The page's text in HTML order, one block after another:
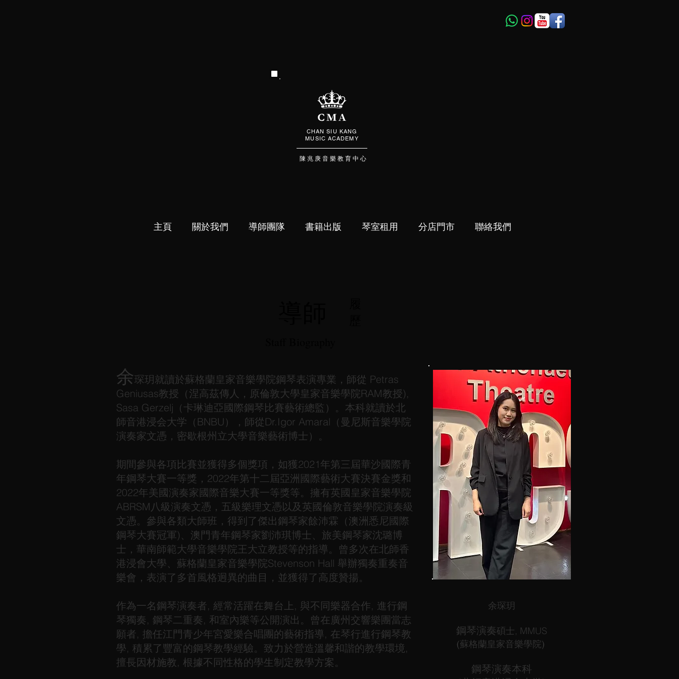
CHAN SIU KANG
MUSIC ACADEMY
陳 兆 庚 音 樂 教 育 中 心
主頁 關於我們 導師團隊 書籍出版 琴室租用 分店門市 聯絡我們
余琛玥就讀於蘇格蘭皇家音樂學院鋼琴表演專業，師從 Petras
Geniusas教授（涅高茲傳人，原倫敦大學皇家音樂學院RAM教授),
Sasa Gerzelj（卡琳迪亞國際鋼琴比賽藝術總監）。本科就讀於北
師音港浸会大学（BNBU），師從Dr.Igor Amaral（曼尼斯音樂學院
演奏家文憑，密歇根州立大學音樂藝術博士）。
期間參與各項比賽並獲得多個獎項，如獲2021年第三屆華沙國際青
年鋼琴大賽一等獎，2022年第十二屆亞洲國際藝術大賽決賽金獎和
2022年美國演奏家國際音樂大賽一等獎等。擁有英國皇家音樂學院
ABRSM八級演奏文憑，五級樂理文憑以及英國倫敦音樂學院演奏級
文憑。參與各類大師班，得到了傑出鋼琴家餘沛霖（澳洲悉尼國際
鋼琴大賽冠軍)、澳門青年鋼琴家劉沛琪博士、旅美鋼琴家沈璐博
士，華南師範大學音樂學院王大立教授等的指導。曾多次在北師香
港浸會大學、蘇格蘭皇家音樂學院Stevenson Hall 舉辦獨奏重奏音
樂會，表演了多首風格迥異的曲目，並獲得了高度贊揚。
作為一名鋼琴演奏者, 經常活躍在舞台上, 與不同樂器合作, 進行鋼
琴獨奏, 鋼琴二重奏, 和室內樂等公開演出。曾在廣州交響樂團當志
願者, 擔任江門青少年宮愛樂合唱團的藝術指導, 在琴行進行鋼琴教
學, 積累了豐富的鋼琴教學經驗。致力於營造溫馨和諧的教學環境,
擅長因材施教, 根據不同性格的學生制定教學方案。
余琛玥
鋼琴演奏碩士, MMUS
(蘇格蘭皇家音樂學院)
鋼琴演奏本科